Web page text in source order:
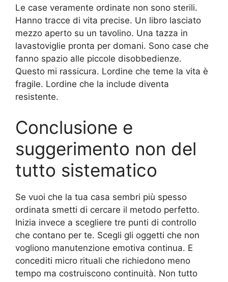
Le case veramente ordinate non sono sterili.
Hanno tracce di vita precise. Un libro lasciato
mezzo aperto su un tavolino. Una tazza in
lavastoviglie pronta per domani. Sono case che
fanno spazio alle piccole disobbedienze.
Questo mi rassicura. Lordine che teme la vita è
fragile. Lordine che la include diventa
resistente.
Conclusione e
suggerimento non del
tutto sistematico
Se vuoi che la tua casa sembri più spesso
ordinata smetti di cercare il metodo perfetto.
Inizia invece a scegliere tre punti di controllo
che contano per te. Scegli gli oggetti che non
vogliono manutenzione emotiva continua. E
concediti micro rituali che richiedono meno
tempo ma costruiscono continuità. Non tutto